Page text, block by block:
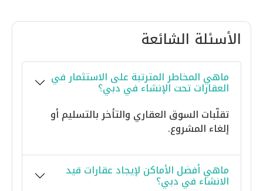
الأسئلة الشائعة
ماهي المخاطر المترتبة على الاستثمار في
العقارات تحت الإنشاء في دبي؟
تقلّبات السوق العقاري والتأخر بالتسليم أو
إلغاء المشروع.
ماهي أفضل الأماكن لإيجاد عقارات قيد
الانشاء في دبي؟